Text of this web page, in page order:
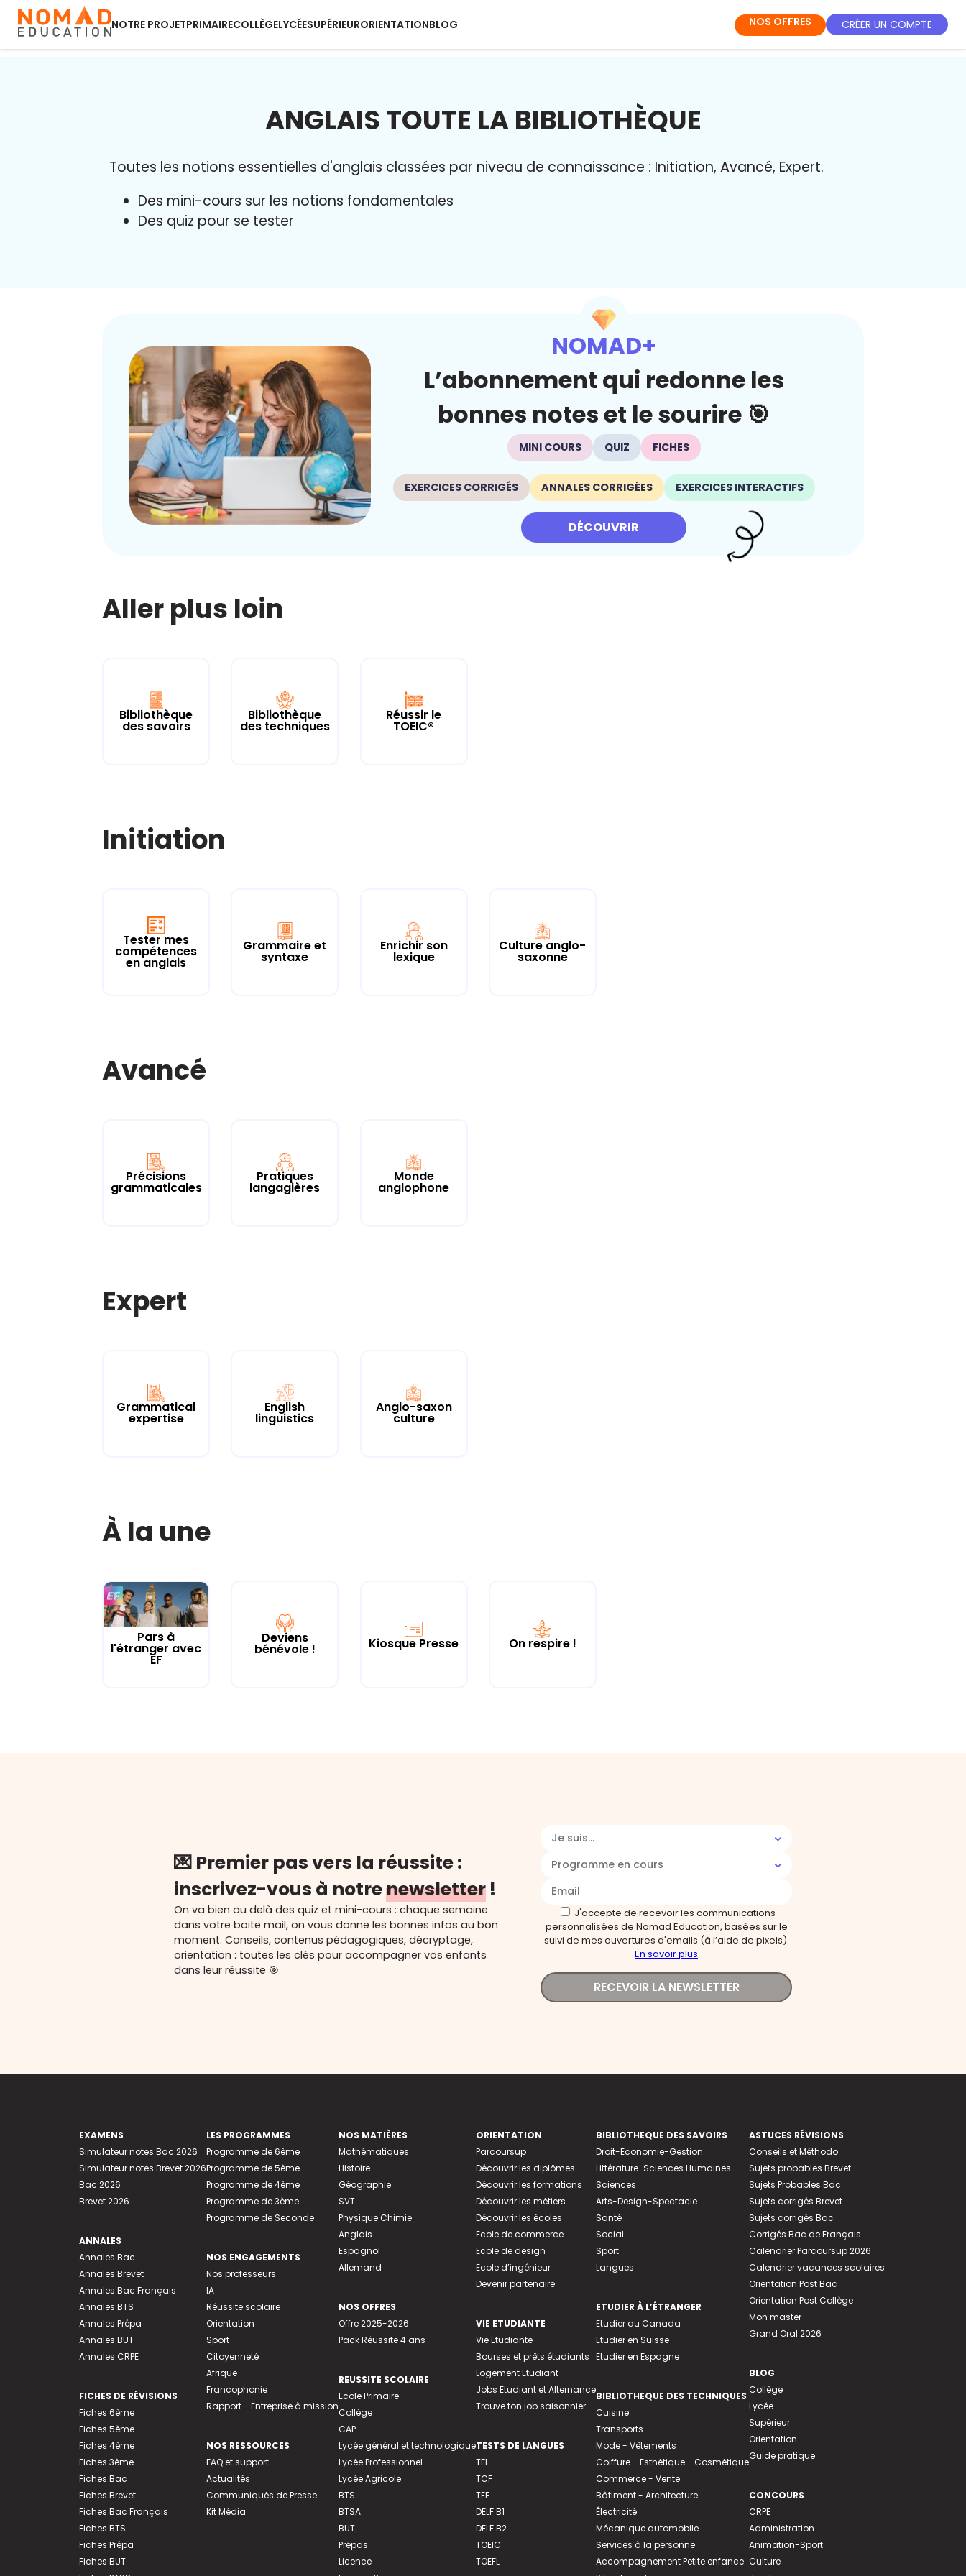
NOTRE PROJETPRIMAIRECOLLÈGELYCÉESUPÉRIEURORIENTATIONBLOG NOS OFFRES CRÉER UN COMPTE
ANGLAIS TOUTE LA BIBLIOTHÈQUE
Toutes les notions essentielles d'anglais classées par niveau de connaissance : Initiation, Avancé, Expert.
Des mini-cours sur les notions fondamentales
Des quiz pour se tester
NOMAD+
L’abonnement qui redonne les
bonnes notes et le sourire 🎯
MINI COURS QUIZ FICHES
EXERCICES CORRIGÉS ANNALES CORRIGÉES EXERCICES INTERACTIFS
DÉCOUVRIR
Aller plus loin
Bibliothèque
des savoirs
Bibliothèque
des techniques
Réussir le
TOEIC®
Initiation
Tester mes
compétences
en anglais
Grammaire et
syntaxe
Enrichir son
lexique
Culture anglo-
saxonne
Avancé
Précisions
grammaticales
Pratiques
langagières
Monde
anglophone
Expert
Grammatical
expertise
English
linguistics
Anglo-saxon
culture
À la une
Pars à
l'étranger avec
EF
Deviens
bénévole ! Kiosque Presse On respire !
💌 Premier pas vers la réussite :
inscrivez-vous à notrenewsletter !
On va bien au delà des quiz et mini-cours : chaque semaine
dans votre boite mail, on vous donne les bonnes infos au bon
moment. Conseils, contenus pédagogiques, décryptage,
orientation : toutes les clés pour accompagner vos enfants
dans leur réussite 🎯
Je suis...
Programme en cours
J'accepte de recevoir les communications
personnalisées de Nomad Education, basées sur le
suivi de mes ouvertures d'emails (à l’aide de pixels).
En savoir plus
RECEVOIR LA NEWSLETTER
EXAMENS
Simulateur notes Bac 2026
Simulateur notes Brevet 2026
Bac 2026
Brevet 2026
ANNALES
Annales Bac
Annales Brevet
Annales Bac Français
Annales BTS
Annales Prépa
Annales BUT
Annales CRPE
FICHES DE RÉVISIONS
Fiches 6ème
Fiches 5ème
Fiches 4ème
Fiches 3ème
Fiches Bac
Fiches Brevet
Fiches Bac Français
Fiches BTS
Fiches Prépa
Fiches BUT
LES PROGRAMMES
Programme de 6ème
Programme de 5ème
Programme de 4ème
Programme de 3ème
Programme de Seconde
NOS ENGAGEMENTS
Nos professeurs
IA
Réussite scolaire
Orientation
Sport
Citoyenneté
Afrique
Francophonie
Rapport - Entreprise à mission
NOS RESSOURCES
FAQ et support
Actualités
Communiqués de Presse
Kit Média
NOS MATIÈRES
Mathématiques
Histoire
Géographie
SVT
Physique Chimie
Anglais
Espagnol
Allemand
NOS OFFRES
Offre 2025-2026
Pack Réussite 4 ans
REUSSITE SCOLAIRE
Ecole Primaire
Collège
CAP
Lycée général et technologique
Lycée Professionnel
Lycée Agricole
BTS
BTSA
BUT
Prépas
Licence
ORIENTATION
Parcoursup
Découvrir les diplômes
Découvrir les formations
Découvrir les métiers
Découvrir les écoles
Ecole de commerce
Ecole de design
Ecole d’ingénieur
Devenir partenaire
VIE ETUDIANTE
Vie Etudiante
Bourses et prêts étudiants
Logement Etudiant
Jobs Etudiant et Alternance
Trouve ton job saisonnier
TESTS DE LANGUES
TFI
TCF
TEF
DELF B1
DELF B2
TOEIC
TOEFL
BIBLIOTHEQUE DES SAVOIRS
Droit-Economie-Gestion
Littérature-Sciences Humaines
Sciences
Arts-Design-Spectacle
Santé
Social
Sport
Langues
ETUDIER À L’ÉTRANGER
Etudier au Canada
Etudier en Suisse
Etudier en Espagne
BIBLIOTHEQUE DES TECHNIQUES
Cuisine
Transports
Mode - Vêtements
Coiffure - Esthétique - Cosmétique
Commerce - Vente
Bâtiment - Architecture
Électricité
Mécanique automobile
Services à la personne
Accompagnement Petite enfance
ASTUCES RÉVISIONS
Conseils et Méthodo
Sujets probables Brevet
Sujets Probables Bac
Sujets corrigés Brevet
Sujets corrigés Bac
Corrigés Bac de Français
Calendrier Parcoursup 2026
Calendrier vacances scolaires
Orientation Post Bac
Orientation Post Collège
Mon master
Grand Oral 2026
BLOG
Collège
Lycée
Supérieur
Orientation
Guide pratique
CONCOURS
CRPE
Administration
Animation-Sport
Culture